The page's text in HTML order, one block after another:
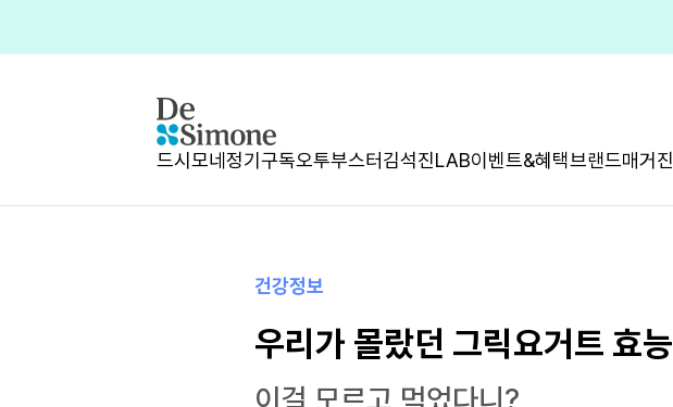
드시모네 정기구독오투부스터김석진LAB이벤트&혜택브랜드매거진
건강정보
우리가 몰랐던 그릭요거트 효능
이걸 모르고 먹었다니?